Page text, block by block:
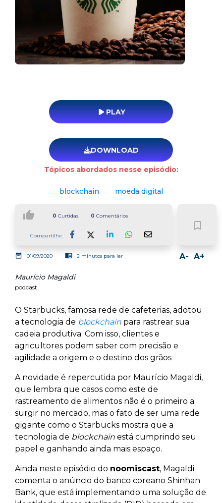
PLAY
DOWNLOAD
Tópicos abordados nesse episódio:
blockchain moeda digital
thumb_up 0 Curtidas 0 Comentários
Compartilhe:
bookmark_border
date_range 01/09/2020 chrome_reader_mode 2 minutos para ler A+
A-
Maurício Magaldi
podcast
O Starbucks, famosa rede de cafeterias, adotou
a tecnologia de blockchain para rastrear sua
cadeia produtiva. Com isso, clientes e
agricultores podem saber com precisão e
agilidade a origem e o destino dos grãos
A novidade é repercutida por Maurício Magaldi,
que lembra que casos como este de
rastreamento de alimentos não é o primeiro a
surgir no mercado, mas o fato de ser uma rede
gigante como o Starbucks mostra que a
tecnologia de blockchain está cumprindo seu
papel e ganhando ainda mais espaço.
Ainda neste episódio do noomiscast, Magaldi
comenta o anúncio do banco coreano Shinhan
Bank, que está implementando uma solução de